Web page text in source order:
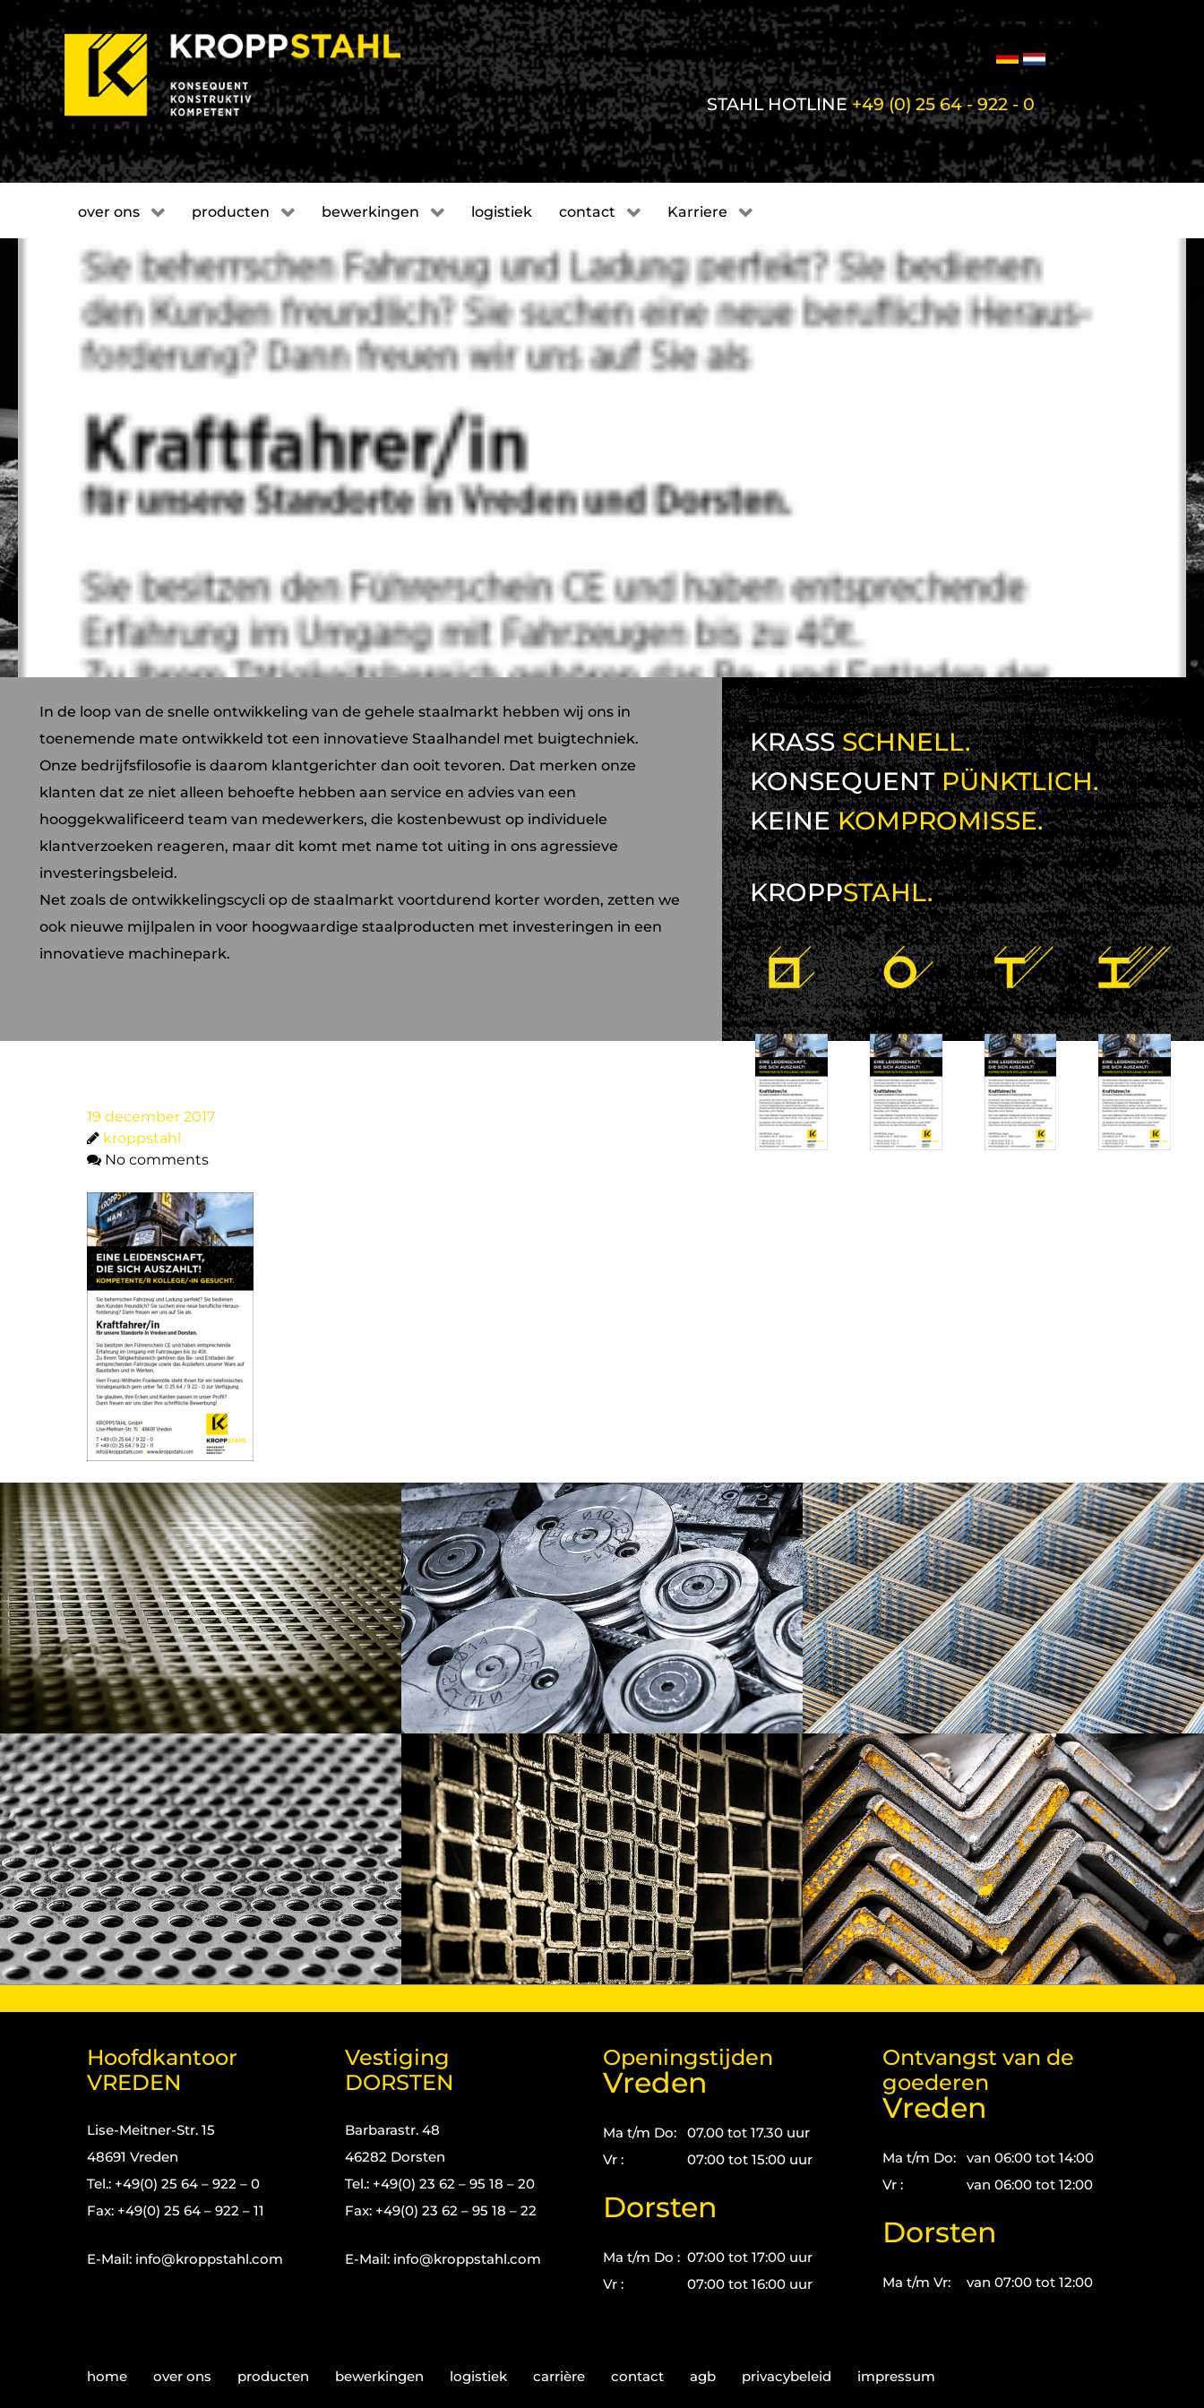
STAHL HOTLINE+49 (0) 25 64 - 922 - 0
over ons producten bewerkingen logistiek contact Karriere
In de loop van de snelle ontwikkeling van de gehele staalmarkt hebben wij ons in
toenemende mate ontwikkeld tot een innovatieve Staalhandel met buigtechniek.
Onze bedrijfsfilosofie is daarom klantgerichter dan ooit tevoren. Dat merken onze
klanten dat ze niet alleen behoefte hebben aan service en advies van een
hooggekwalificeerd team van medewerkers, die kostenbewust op individuele
klantverzoeken reageren, maar dit komt met name tot uiting in ons agressieve
investeringsbeleid.
Net zoals de ontwikkelingscycli op de staalmarkt voortdurend korter worden, zetten we
ook nieuwe mijlpalen in voor hoogwaardige staalproducten met investeringen in een
innovatieve machinepark.
KRASSSCHNELL.
KONSEQUENTPÜNKTLICH.
KEINEKOMPROMISSE.
KROPPSTAHL.
19 december 2017
kroppstahl
No comments
Hoofdkantoor
VREDEN
Lise-Meitner-Str. 15
48691 Vreden
Tel.: +49(0) 25 64 – 922 – 0
Fax: +49(0) 25 64 – 922 – 11
E-Mail: info@kroppstahl.com
Vestiging
DORSTEN
Barbarastr. 48
46282 Dorsten
Tel.: +49(0) 23 62 – 95 18 – 20
Fax: +49(0) 23 62 – 95 18 – 22
E-Mail: info@kroppstahl.com
Openingstijden
Vreden
Ma t/m Do:
Vr :
07.00 tot 17.30 uur
07:00 tot 15:00 uur
Dorsten
Ma t/m Do :
Vr :
07:00 tot 17:00 uur
07:00 tot 16:00 uur
Ontvangst van de
goederen
Vreden
Ma t/m Do:
Vr :
van 06:00 tot 14:00
van 06:00 tot 12:00
Dorsten
Ma t/m Vr: van 07:00 tot 12:00
home over ons producten bewerkingen logistiek carrière contact agb privacybeleid impressum